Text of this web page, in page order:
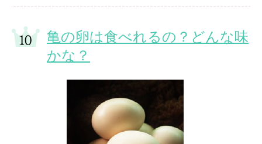
亀の卵は食べれるの？どんな味
かな？